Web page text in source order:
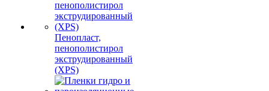
Пенопласт,
пенополистирол
экструдированный
(XPS)